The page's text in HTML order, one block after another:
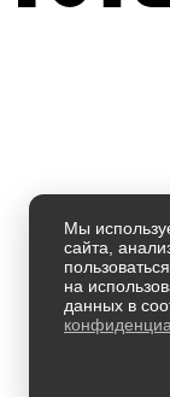
Мы
сайта,
на
данных в